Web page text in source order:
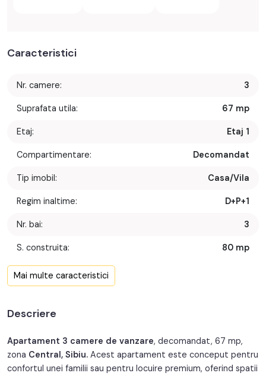
Caracteristici
Nr. camere: 3
Suprafata utila: 67 mp
Etaj: Etaj 1
Compartimentare: Decomandat
Tip imobil: Casa/Vila
Regim inaltime: D+P+1
Nr. bai: 3
S. construita: 80 mp
Confort:
Nr. balcoane:
An constructie: 1950
An renovare: 2025
Mai multe caracteristici
Descriere
Apartament 3 camere de vanzare, decomandat, 67 mp,
zona Central, Sibiu. Acest apartament este conceput pentru
confortul unei familii sau pentru locuire premium, oferind spatii